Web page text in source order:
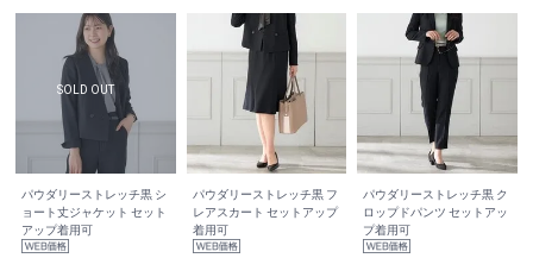
パウダリーストレッチ黒 シ
ョート丈ジャケット セット
アップ着用可
パウダリーストレッチ黒 フ
レアスカート セットアップ
着用可
パウダリーストレッチ黒 ク
ロップドパンツ セットアッ
プ着用可